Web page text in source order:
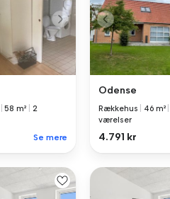
|58 m²
2
Se mere
Odense
Rækkehus 46 m²
værelser
4.791 kr